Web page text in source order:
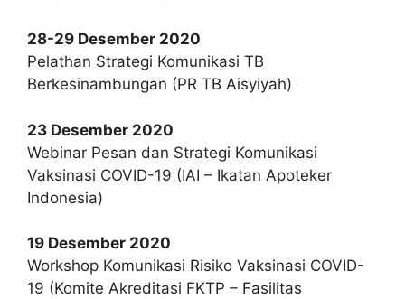
28-29 Desember 2020
Pelathan Strategi Komunikasi TB
Berkesinambungan (PR TB Aisyiyah)
23 Desember 2020
Webinar Pesan dan Strategi Komunikasi
Vaksinasi COVID-19 (IAI – Ikatan Apoteker
Indonesia)
19 Desember 2020
Workshop Komunikasi Risiko Vaksinasi COVID-
19 (Komite Akreditasi FKTP – Fasilitas